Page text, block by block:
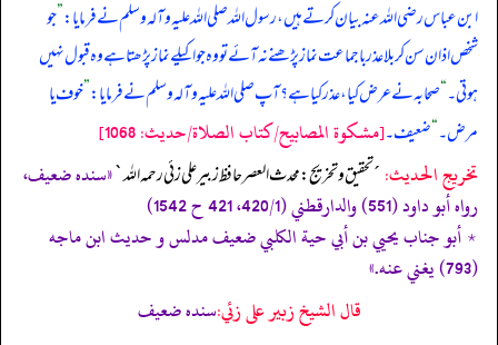
ابن عباس رضی اللہ عنہ بیان کرتے ہیں، رسول اللہ صلی ‌اللہ ‌علیہ ‌وآلہ ‌وسلم نے فرمایا:”جو
شخص اذان سن کر بلا عذر با جماعت نماز پڑھنے نہ آئے تو وہ جو اکیلے نماز پڑھتا ہے وہ قبول نہیں
ہوتی۔“صحابہ نے عرض کیا، عذر کیا ہے؟ آپ صلی ‌اللہ ‌علیہ ‌وآلہ ‌وسلم نے فرمایا:”خوف یا
مرض۔“ضعیف۔[مشكوة المصابيح/كتاب الصلاة/حدیث: 1068]
تخریج الحدیث: ´تحقيق و تخريج: محدث العصر حافظ زبير على زئي رحمه الله`«سنده ضعيف،
رواه أبو داود (551) والدارقطني (420/1، 421 ح 1542)
٭ أبو جناب يحيي بن أبي حية الکلبي ضعيف مدلس و حديث ابن ماجه
(793) يغني عنه.»
قال الشيخ زبير على زئي:سنده ضعيف